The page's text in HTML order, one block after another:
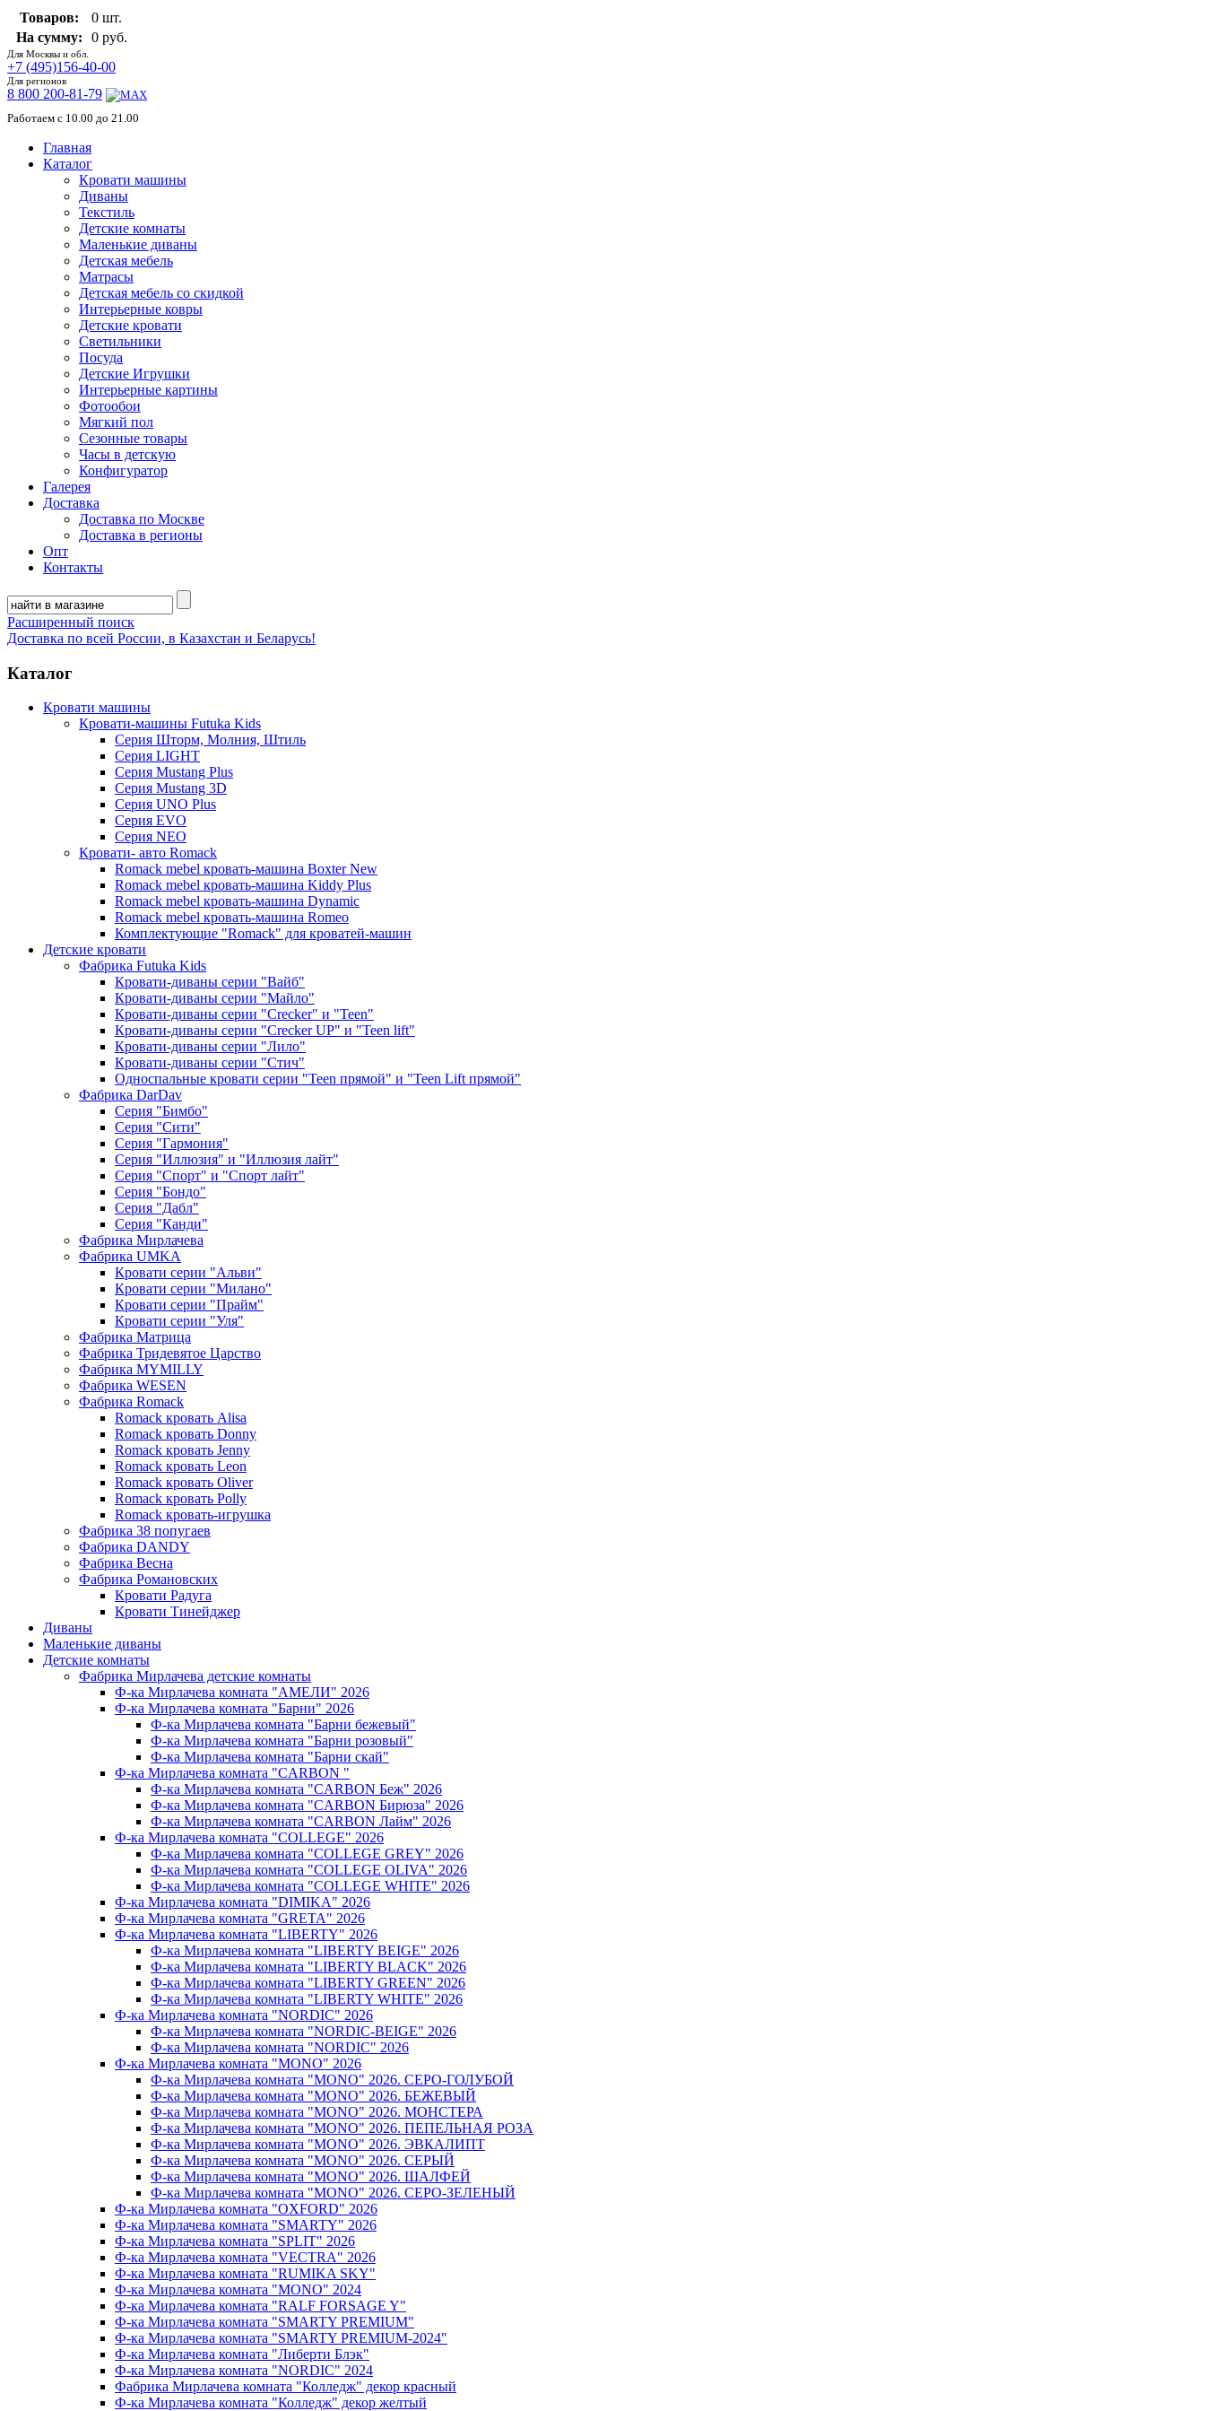
Товаров:
0 шт.
На сумму:
0 руб.
Для Москвы и обл.
+7 (495)156-40-00
Для регионов
8 800 200-81-79
Работаем с 10.00 до 21.00
Главная
Каталог
Кровати машины
Диваны
Текстиль
Детские комнаты
Маленькие диваны
Детская мебель
Матрасы
Детская мебель со скидкой
Интерьерные ковры
Детские кровати
Светильники
Посуда
Детские Игрушки
Интерьерные картины
Фотообои
Мягкий пол
Сезонные товары
Часы в детскую
Конфигуратор
Галерея
Доставка
Доставка по Москве
Доставка в регионы
Опт
Контакты
Расширенный поиск
Доставка по всей России, в Казахстан и Беларусь!
Каталог
Кровати машины
Кровати-машины Futuka Kids
Серия Шторм, Молния, Штиль
Серия LIGHT
Серия Mustang Plus
Серия Mustang 3D
Серия UNO Plus
Серия EVO
Серия NEO
Кровати- авто Romack
Romack mebel кровать-машина Boxter New
Romack mebel кровать-машина Kiddy Plus
Romack mebel кровать-машина Dynamic
Romack mebel кровать-машина Romeo
Комплектующие "Romack" для кроватей-машин
Детские кровати
Фабрика Futuka Kids
Кровати-диваны серии "Вайб"
Кровати-диваны серии "Майло"
Кровати-диваны серии "Creсker" и "Teen"
Кровати-диваны серии "Creсker UP" и "Teen lift"
Кровати-диваны серии "Лило"
Кровати-диваны серии "Стич"
Односпальные кровати серии "Teen прямой" и "Teen Lift прямой"
Фабрика DarDav
Серия "Бимбо"
Серия "Сити"
Серия "Гармония"
Серия "Иллюзия" и "Иллюзия лайт"
Серия "Спорт" и "Спорт лайт"
Серия "Бондо"
Серия "Дабл"
Серия "Канди"
Фабрика Мирлачева
Фабрика UMKA
Кровати серии "Альви"
Кровати серии "Милано"
Кровати серии "Прайм"
Кровати серии "Уля"
Фабрика Матрица
Фабрика Тридевятое Царство
Фабрика MYMILLY
Фабрика WESEN
Фабрика Romack
Romack кровать Alisa
Romack кровать Donny
Romack кровать Jenny
Romack кровать Leon
Romack кровать Oliver
Romack кровать Polly
Romack кровать-игрушка
Фабрика 38 попугаев
Фабрика DАNDY
Фабрика Весна
Фабрика Романовских
Кровати Радуга
Кровати Тинейджер
Диваны
Маленькие диваны
Детские комнаты
Фабрика Мирлачева детские комнаты
Ф-ка Мирлачева комната "АМЕЛИ" 2026
Ф-ка Мирлачева комната "Барни" 2026
Ф-ка Мирлачева комната "Барни бежевый"
Ф-ка Мирлачева комната "Барни розовый"
Ф-ка Мирлачева комната "Барни скай"
Ф-ка Мирлачева комната "CARBON "
Ф-ка Мирлачева комната "CARBON Беж" 2026
Ф-ка Мирлачева комната "CARBON Бирюза" 2026
Ф-ка Мирлачева комната "CARBON Лайм" 2026
Ф-ка Мирлачева комната "COLLEGE" 2026
Ф-ка Мирлачева комната "COLLEGE GREY" 2026
Ф-ка Мирлачева комната "COLLEGE OLIVA" 2026
Ф-ка Мирлачева комната "COLLEGE WHITE" 2026
Ф-ка Мирлачева комната "DIMIKA" 2026
Ф-ка Мирлачева комната "GRETA" 2026
Ф-ка Мирлачева комната "LIBERTY" 2026
Ф-ка Мирлачева комната "LIBERTY BEIGE" 2026
Ф-ка Мирлачева комната "LIBERTY BLACK" 2026
Ф-ка Мирлачева комната "LIBERTY GREEN" 2026
Ф-ка Мирлачева комната "LIBERTY WHITE" 2026
Ф-ка Мирлачева комната "NORDIC" 2026
Ф-ка Мирлачева комната "NORDIC-BEIGE" 2026
Ф-ка Мирлачева комната "NORDIC" 2026
Ф-ка Мирлачева комната "MONO" 2026
Ф-ка Мирлачева комната "MONO" 2026. СЕРО-ГОЛУБОЙ
Ф-ка Мирлачева комната "MONO" 2026. БЕЖЕВЫЙ
Ф-ка Мирлачева комната "MONO" 2026. МОНСТЕРА
Ф-ка Мирлачева комната "MONO" 2026. ПЕПЕЛЬНАЯ РОЗА
Ф-ка Мирлачева комната "MONO" 2026. ЭВКАЛИПТ
Ф-ка Мирлачева комната "MONO" 2026. СЕРЫЙ
Ф-ка Мирлачева комната "MONO" 2026. ШАЛФЕЙ
Ф-ка Мирлачева комната "MONO" 2026. СЕРО-ЗЕЛЕНЫЙ
Ф-ка Мирлачева комната "OXFORD" 2026
Ф-ка Мирлачева комната "SMARTY" 2026
Ф-ка Мирлачева комната "SPLIT" 2026
Ф-ка Мирлачева комната "VECTRA" 2026
Ф-ка Мирлачева комната "RUMIKA SKY"
Ф-ка Мирлачева комната "MONO" 2024
Ф-ка Мирлачева комната "RALF FORSAGE Y"
Ф-ка Мирлачева комната "SMARTY PREMIUM"
Ф-ка Мирлачева комната "SMARTY PREMIUM-2024"
Ф-ка Мирлачева комната "Либерти Блэк"
Ф-ка Мирлачева комната "NORDIC" 2024
Фабрика Мирлачева комната "Колледж" декор красный
Ф-ка Мирлачева комната "Колледж" декор желтый